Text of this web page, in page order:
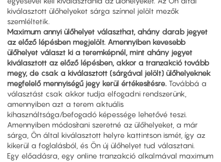
kiválasztott ülőhelyeket sárga színnel jelölt mezők
szemléltetik.
Maximum annyi ülőhelyet választhat, ahány darab jegyet
az előző lépésben megjelölt. Amennyiben kevesebb
ülőhelyet választ ki a teremképnél, mint ahány jegyet
kiválasztott az előző lépésben, akkor a tranzakció tovább
megy, de csak a kiválasztott (sárgával jelölt) ülőhelyeknek
megfelelő mennyiségű jegy kerül értékesítésre. Továbbá a
választást csak akkor tudja elfogadni rendszerünk,
amennyiben azt a terem aktuális
kihasználtsága/befogadó képessége lehetővé teszi.
Amennyiben módosítani szeretné az ülőhelyeket, a már
sárga, Ön által kiválasztott helyre kattintson ismét, így az
kikerül a foglalásból, és Ön új ülőhelyet tud választani.
Egy előadásra, egy online tranzakció alkalmával maximum